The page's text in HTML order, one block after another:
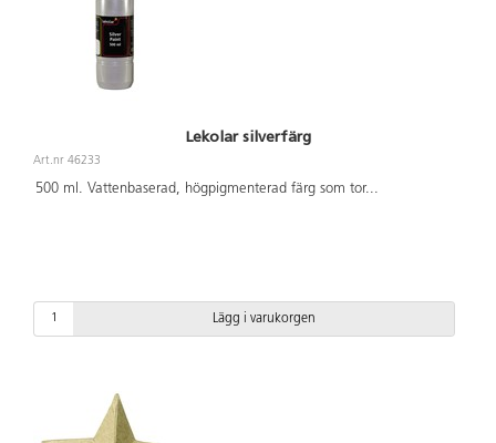
Lekolar silverfärg
Art.nr 46233
500 ml. Vattenbaserad, högpigmenterad färg som tor...
Lägg i varukorgen